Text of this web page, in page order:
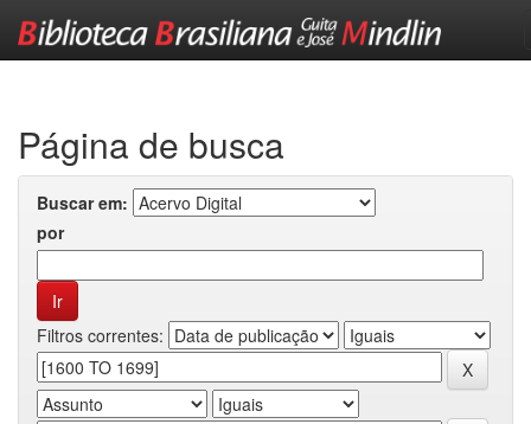
Página de busca
Buscar em:
por
Filtros correntes: